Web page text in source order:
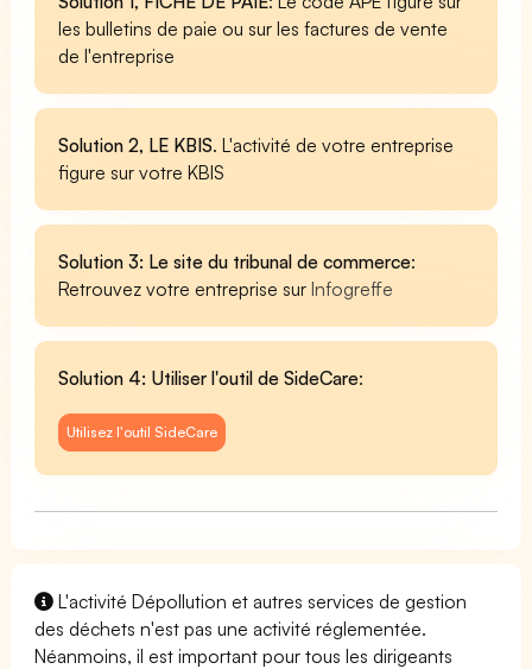
les bulletins de paie ou sur les factures de vente
de l'entreprise
Solution 2, LE KBIS. L'activité de votre entreprise
figure sur votre KBIS
Solution 3: Le site du tribunal de commerce:
Retrouvez votre entreprise surInfogreffe
Solution 4: Utiliser l'outil de SideCare:
Utilisez l'outil SideCare
L'activité Dépollution et autres services de gestion
des déchets n'est pas une activité réglementée.
Néanmoins, il est important pour tous les dirigeants